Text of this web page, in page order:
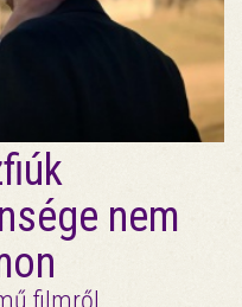
nem
filmről